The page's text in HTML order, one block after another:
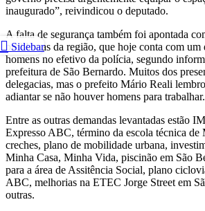
inaugurado”, reivindicou o deputado.
A falta de segurança também foi apontada
problemas da região, que hoje conta com
homens no efetivo da polícia, segundo
prefeitura de São Bernardo. Muitos dos
delegacias, mas o prefeito Mário Reali
adiantar se não houver homens para trabalhar.
Entre as outras demandas levantadas estão
Expresso ABC, término da escola técnica de
creches, plano de mobilidade urbana,
Minha Casa, Minha Vida, piscinão em São
para a área de Assitência Social, plano
ABC, melhorias na ETEC Jorge Street em
outras.
Sidebar